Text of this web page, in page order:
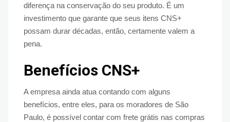
diferença na conservação do seu produto. É um
investimento que garante que seus itens CNS+
possam durar décadas, então, certamente valem a
pena.
Benefícios CNS+
A empresa ainda atua contando com alguns
benefícios, entre eles, para os moradores de São
Paulo, é possível contar com frete grátis nas compras